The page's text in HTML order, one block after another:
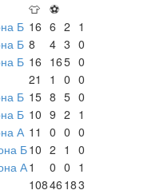
👕 ⚽
Б 16 6 2 1
Б 8 4 3 0
Б 16 165 0
21 1 0 0
Б 15 8 5 0
Б 10 9 2 1
А 11 0 0 0
Б10 2 1
0
А1 0 0 1
10846 183